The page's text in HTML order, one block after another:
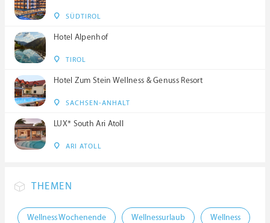
SÜDTIROL
Hotel Alpenhof
TIROL
Hotel Zum Stein Wellness & Genuss Resort
SACHSEN-ANHALT
LUX* South Ari Atoll
ARI ATOLL
THEMEN
Wellness Wochenende Wellnessurlaub Wellness